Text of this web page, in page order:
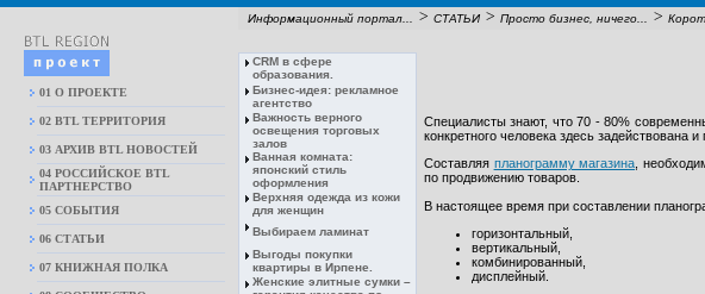
Информационный портал... > СТАТЬИ > Просто бизнес, ничего... >
01 О ПРОЕКТЕ
02 BTL ТЕРРИТОРИЯ
03 АРХИВ BTL НОВОСТЕЙ
04 РОССИЙСКОЕ BTL
ПАРТНЕРСТВО
05 СОБЫТИЯ
06 СТАТЬИ
07 КНИЖНАЯ ПОЛКА
CRM в сфере
образования.
Бизнес-идея: рекламное
агентство
Важность верного
освещения торговых
залов
Ванная комната:
японский стиль
оформления
Верхняя одежда из кожи
для женщин
Выбираем ламинат
Выгоды покупки
квартиры в Ирпене.
Женские элитные сумки –
Специалисты знают, что 70 - 80%
конкретного человека здесь задействована
Составляя планограмму магазина ,
по продвижению товаров.
В настоящее время при составлении
горизонтальный,
вертикальный,
комбинированный,
дисплейный.